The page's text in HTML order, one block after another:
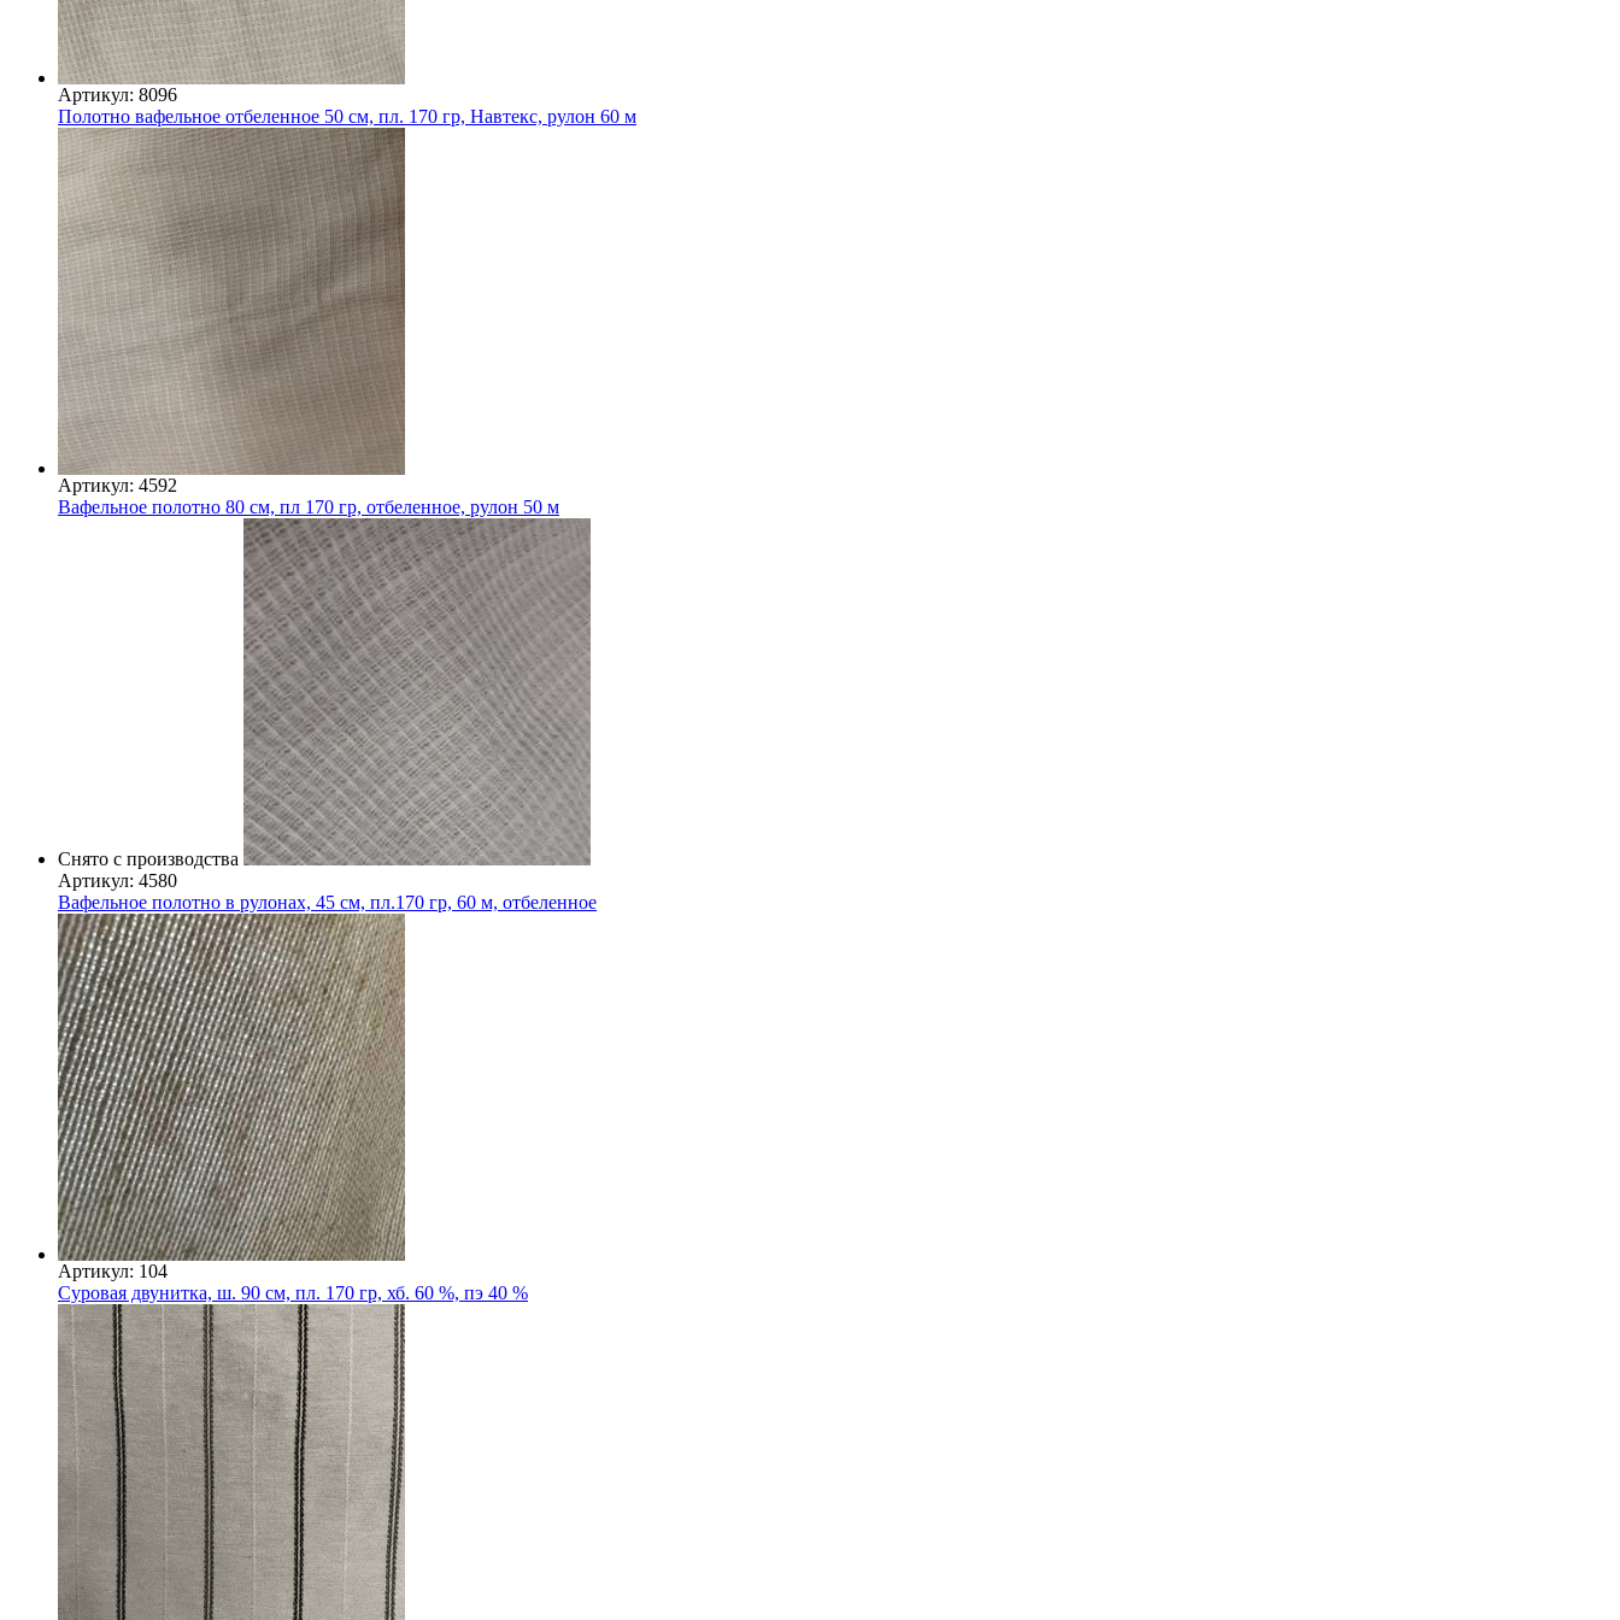
Артикул: 8096
Полотно вафельное отбеленное 50 см, пл. 170 гр, Навтекс, рулон 60 м
Артикул: 4592
Вафельное полотно 80 см, пл 170 гр, отбеленное, рулон 50 м
Снято с производства
Артикул: 4580
Вафельное полотно в рулонах, 45 см, пл.170 гр, 60 м, отбеленное
Артикул: 104
Суровая двунитка, ш. 90 см, пл. 170 гр, хб. 60 %, пэ 40 %